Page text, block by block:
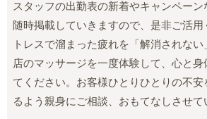
スタッフの出勤表の新着やキャンペー
随時掲載していきますので、是非ご活用
トレスで溜まった疲れを「解消されな
店のマッサージを一度体験して、心と
てください。お客様ひとりひとりの不安
るよう親身にご相談、おもてなしさせて